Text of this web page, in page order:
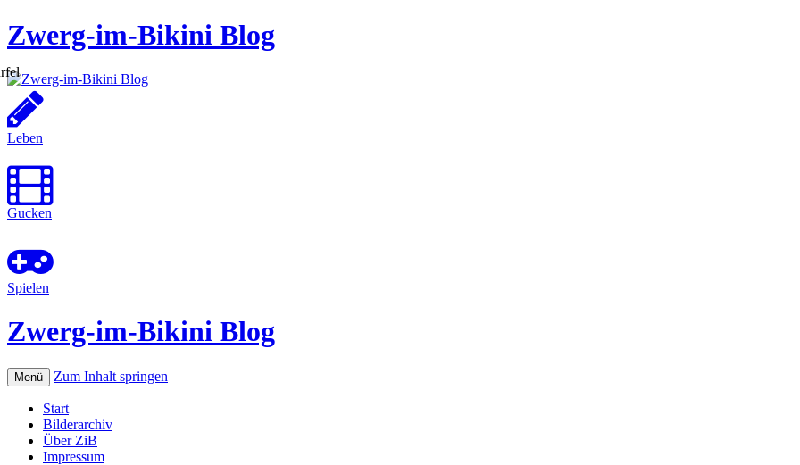
Zwerg-im-Bikini Blog
Leben
Gucken
Spielen
Zwerg-im-Bikini Blog
Menü Zum Inhalt springen
Start
Bilderarchiv
Über ZiB
Impressum